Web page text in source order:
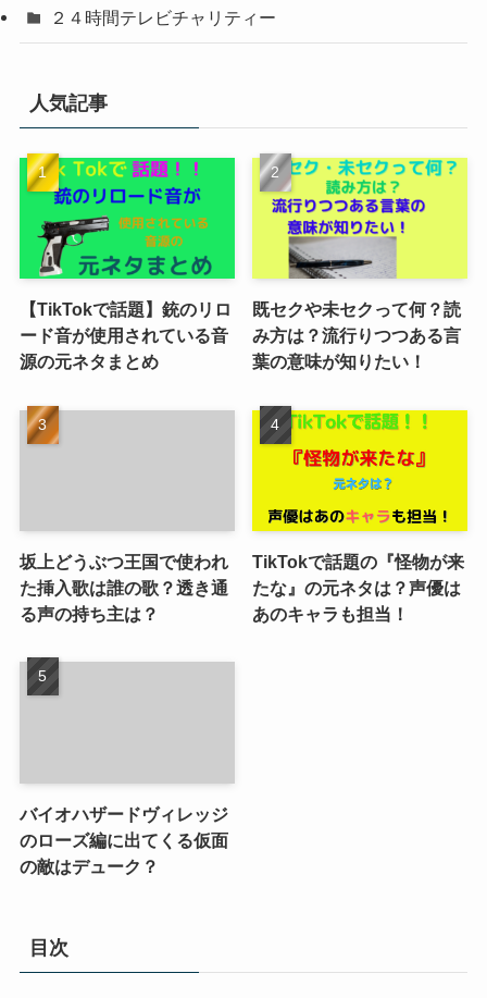
２４時間テレビチャリティー
人気記事
【TikTokで話題】銃のリロ
ード音が使用されている音
源の元ネタまとめ
既セクや未セクって何？読
み方は？流行りつつある言
葉の意味が知りたい！
坂上どうぶつ王国で使われ
た挿入歌は誰の歌？透き通
る声の持ち主は？
TikTokで話題の『怪物が来
たな』の元ネタは？声優は
あのキャラも担当！
バイオハザードヴィレッジ
のローズ編に出てくる仮面
の敵はデューク？
目次